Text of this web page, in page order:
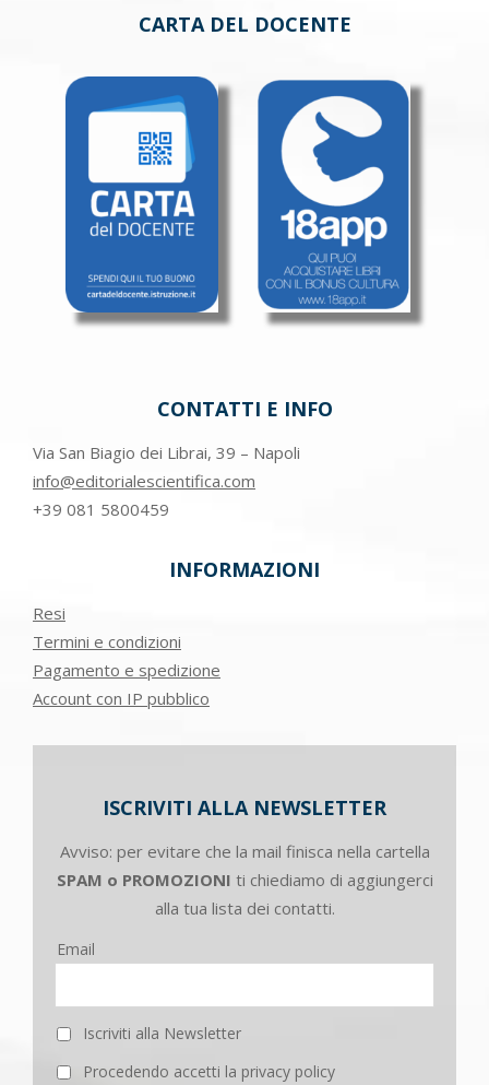
CARTA DEL DOCENTE
CONTATTI E INFO
Via San Biagio dei Librai, 39 – Napoli
info@editorialescientifica.com
+39 081 5800459
INFORMAZIONI
Resi
Termini e condizioni
Pagamento e spedizione
Account con IP pubblico
ISCRIVITI ALLA NEWSLETTER
Avviso: per evitare che la mail finisca nella cartella
SPAM o PROMOZIONI ti chiediamo di aggiungerci
alla tua lista dei contatti.
Email
Iscriviti alla Newsletter
Procedendo accetti la privacy policy